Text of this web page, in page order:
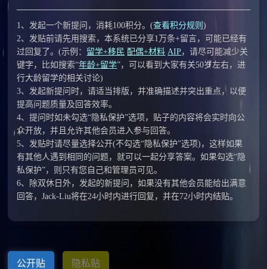
1、发起一个新提问，消耗100积分。(查看积分规则)
2、发贴前请先用搜索，本系统已分享1万条+留言，可能已经有
过回复了。(示例： 留学+移民 配偶+材料 AIP，请尽可能减少关
键字，比如搜索“年龄+留学”，可以看到大家有关50岁左右，进
行大龄留学的相关讨论)
3、发起新提问时，请适当排版，并准确描述并突出重点，以便
提高问题质量及回答效率。
4、提问时如未勾选“隐私保护”选项，贴子的内容将会实时向公
众开放，并且允许其他会员进入参与回答。
5、发贴时请尽量选择公开(不勾选“隐私保护”选项)，这样如果
有其他人遇到相同的问题，就可以一起分享答案。如果勾选“隐
私保护”，则只有您自己和管理员可见。
6、除双休日外，发起的新提问，如果没有其他会员能给出满意
回答，Jack-Liu将在24小时内进行回复，并在72小时内结贴。
公开贴 隐私贴